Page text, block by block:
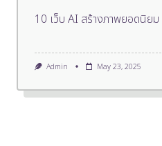
10 เว็บ AI สร้างภาพยอดนิย
Admin May 23, 2025